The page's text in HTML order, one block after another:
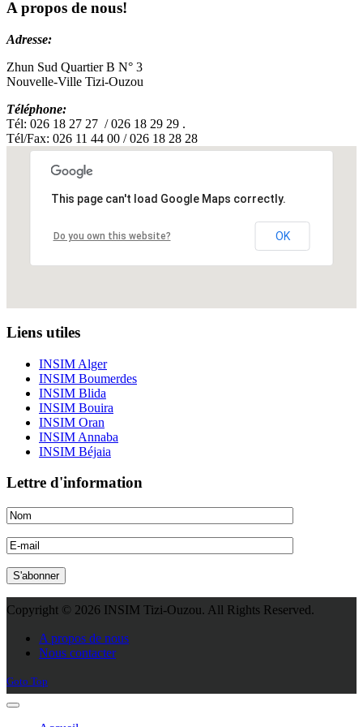
A propos de nous!
Adresse:
Zhun Sud Quartier B N° 3
Nouvelle-Ville Tizi-Ouzou
Téléphone:
Tél: 026 18 27 27 / 026 18 29 29 .
Tél/Fax: 026 11 44 00 / 026 18 28 28
This page can't load Google Maps correctly.
Do you own this website? OK
Liens utiles
INSIM Alger
INSIM Boumerdes
INSIM Blida
INSIM Bouira
INSIM Oran
INSIM Annaba
INSIM Béjaia
Lettre d'information
Copyright © 2026 INSIM Tizi-Ouzou. All Rights Reserved.
A propos de nous
Nous contacter
Goto Top